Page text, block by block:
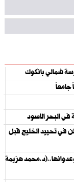
البحر الأسود
في تحييد الخليج قبل
هزيمة